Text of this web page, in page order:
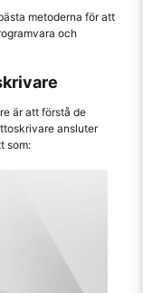
metoderna för att
och
är att förstå de
ansluter
som: